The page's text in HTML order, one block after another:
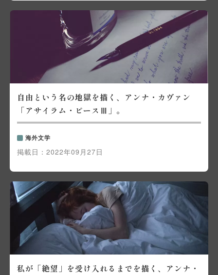
自由という名の地獄を描く、アンナ・カヴァン
「アサイラム・ピースⅢ」。
海外文学
掲載日： 2022年09月27日
私が「絶望」を受け入れるまでを描く、アンナ・